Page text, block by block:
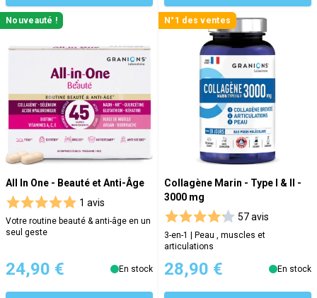
Nouveauté !
All In One - Beauté et Anti-Âge
1 avis
Votre routine beauté & anti-âge en un
seul geste
24,90 € En stock
N°1 des ventes
Collagène Marin - Type I & II -
3000 mg
57 avis
3-en-1 | Peau , muscles et
articulations
28,90 € En stock